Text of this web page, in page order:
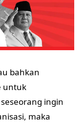
bahkan
untuk
ingin
maka